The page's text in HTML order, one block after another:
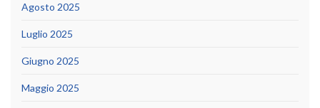
Agosto 2025
Luglio 2025
Giugno 2025
Maggio 2025